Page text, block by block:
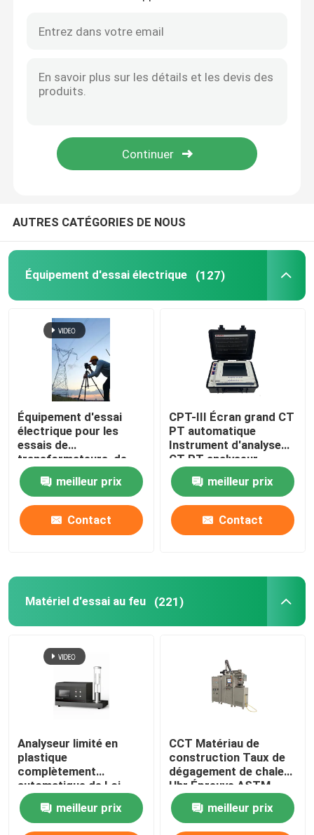
Équipement d'essai d'huile
Huile réutilisant la machine
Équipement d'essai des transformateurs
équipement d'essai de câble
Caméra d'inspection de forage
AUTRES CATÉGORIES DE NOUS
Équipement d'essai électrique (127)
Équipement d'essai
électrique pour les
essais de
transformateurs, de
commutateurs, de
relais et de câbles
meilleur prix
Contact
CPT-III Écran grand CT
PT automatique
Instrument d'analyse
CT PT analyseur
meilleur prix
Contact
Matériel d'essai au feu (221)
Analyseur limité en
plastique
complètement
automatique de Loi
d'index de l'oxygène
ISO4589-2 d'ASTM D
2863
meilleur prix
CCT Matériau de
construction Taux de
dégagement de chaleur
Hhr Épreuve ASTM
E1354 ISO5660
Calorimètre à cône
meilleur prix